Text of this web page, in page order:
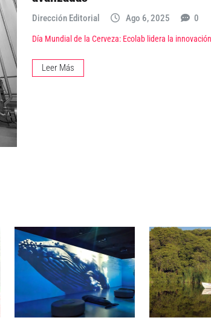
Dirección Editorial Ago 6, 2025 0
Día Mundial de la Cerveza: Ecolab lidera la
Leer Más